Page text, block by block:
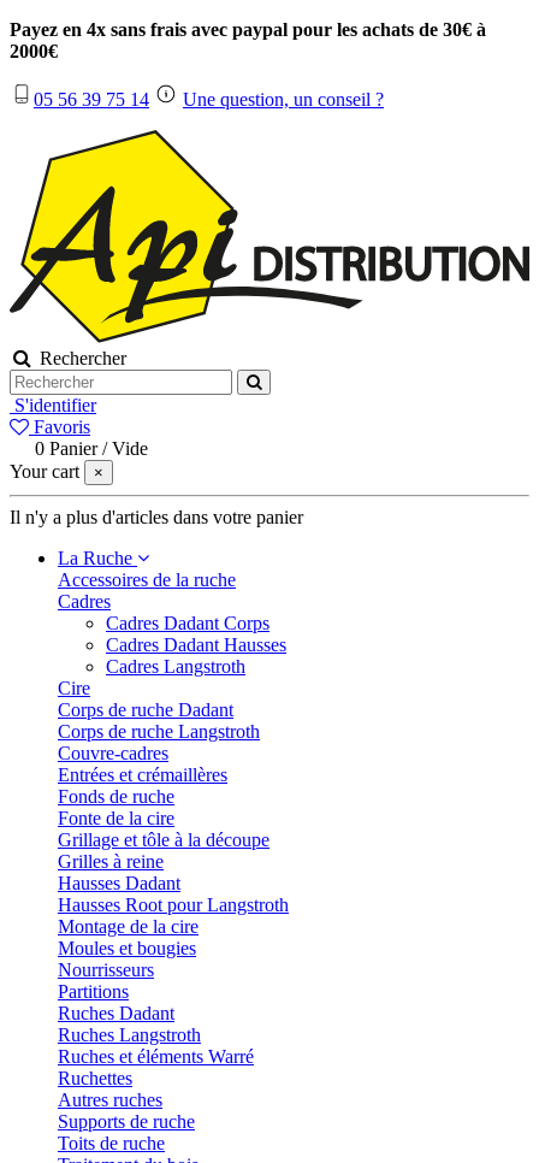
Payez en 4x sans frais avec paypal pour les achats de 30€ à
2000€
05 56 39 75 14 Une question, un conseil ?
Rechercher
S'identifier
Favoris
0 Panier /Vide
Your cart
×
Il n'y a plus d'articles dans votre panier
La Ruche
Accessoires de la ruche
Cadres
Cadres Dadant Corps
Cadres Dadant Hausses
Cadres Langstroth
Cire
Corps de ruche Dadant
Corps de ruche Langstroth
Couvre-cadres
Entrées et crémaillères
Fonds de ruche
Fonte de la cire
Grillage et tôle à la découpe
Grilles à reine
Hausses Dadant
Hausses Root pour Langstroth
Montage de la cire
Moules et bougies
Nourrisseurs
Partitions
Ruches Dadant
Ruches Langstroth
Ruches et éléments Warré
Ruchettes
Autres ruches
Supports de ruche
Toits de ruche